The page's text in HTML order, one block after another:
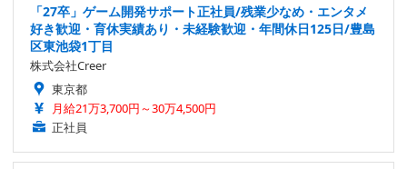
「27卒」ゲーム開発サポート正社員/残業少なめ・エンタメ
好き歓迎・育休実績あり・未経験歓迎・年間休日125日/豊島
区東池袋1丁目
株式会社Creer
東京都
月給21万3,700円～30万4,500円
正社員